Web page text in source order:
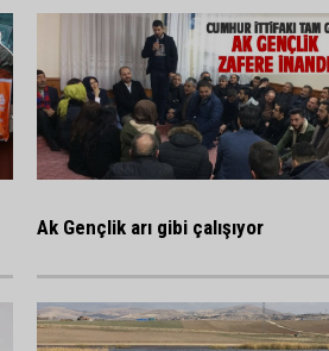
Ak Gençlik arı gibi çalışıyor